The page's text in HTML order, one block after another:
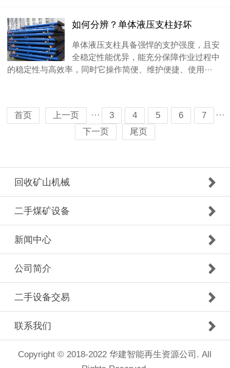
如何分辨？单体液压支柱好坏
单体液压支柱具备强悍的支护强度，且安
全稳定性能优异，能充分保障作业过程中
的稳定性与高效率，同时它操作简便、维护便捷、使用···
首页 上一页 ··· 3 4 5 6 7
···
下一页
尾页
回收矿山机械
二手煤矿设备
新闻中心
公司简介
二手设备交易
联系我们
Copyright © 2018-2022 华建智能再生资源公司. All